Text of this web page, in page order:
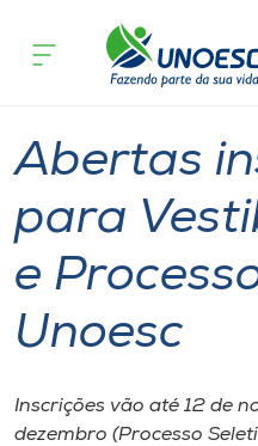
Cursos
Atendimento ao
Portal de Ensino
A
acontece
Abertas
para
e
Unoesc
Inscrições vão até 12 de
dezembro (Processo